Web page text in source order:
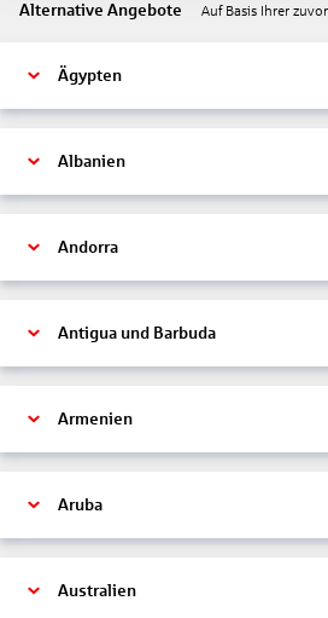
Alternative Angebote Auf Basis Ihrer
Ägypten
Albanien
Andorra
Antigua und Barbuda
Armenien
Aruba
Australien